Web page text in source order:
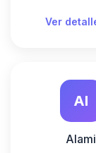
Ver
Al
Alami